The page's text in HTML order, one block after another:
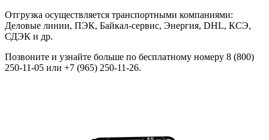
Отгрузка осуществляется транспортными компаниями:
Деловые линии, ПЭК, Байкал-сервис, Энергия, DHL, КСЭ,
СДЭК и др.
Позвоните и узнайте больше по бесплатному номеру 8 (800)
250-11-05 или +7 (965) 250-11-26.